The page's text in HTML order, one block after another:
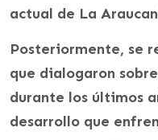
actual de La
Posteriormente, se
que dialogaron
durante los últimos
desarrollo que